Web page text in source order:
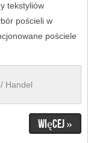
tekstyliów
pościeli w
pościele
Handel
Więcej »